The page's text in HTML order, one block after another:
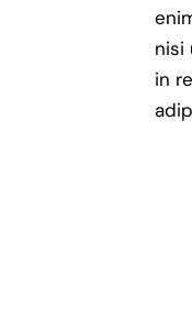
nisi
in